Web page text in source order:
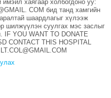
хаягаар холбогдоно уу:
COM бид танд хамгийн
шаардлагыг хүлээж
шилжүүлэн суулгах мэс заслыг
IF YOU WANT TO DONATE
CONTACT THIS HOSPITAL